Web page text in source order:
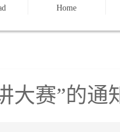
Home
大赛”​的通